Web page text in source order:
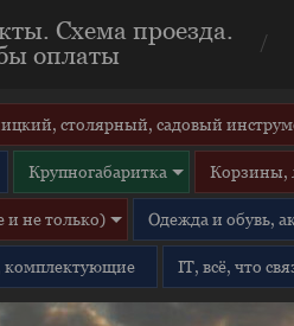
Схема проезда.
оплаты
столярный, садовый
Крупногабаритка Корзины,
и не только) Одежда и обувь,
комплектующие IT, всё, что